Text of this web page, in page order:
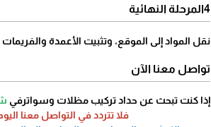
4المرحلة النهائية
نقل المواد إلى الموقع، وتثبيت الأعمدة
تواصل معنا الآن
​إذا كنت تبحث عن حداد تركيب مظلات وسواترفي
فلا تتردد في التواصل معنا